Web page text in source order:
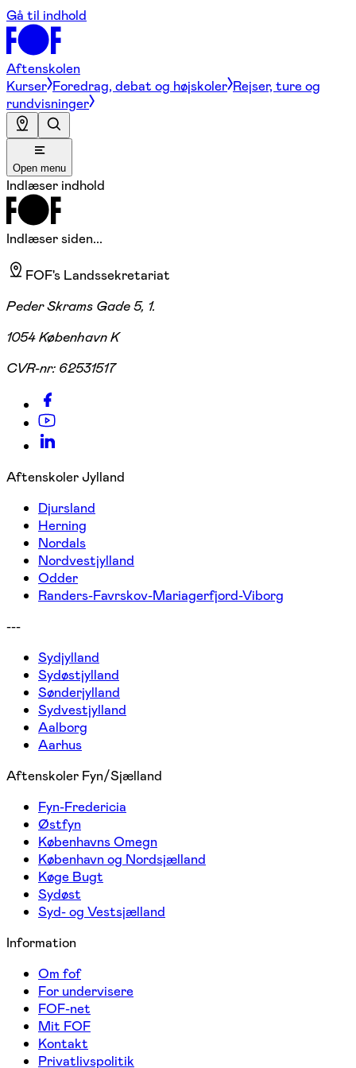
Gå til indhold
Aftenskolen
Kurser Foredrag, debat og højskoler Rejser, ture og
rundvisninger
Open menu
Indlæser indhold
Indlæser siden...
FOF's Landssekretariat
Peder Skrams Gade 5, 1.
1054 København K
CVR-nr: 62531517
Aftenskoler Jylland
Djursland
Herning
Nordals
Nordvestjylland
Odder
Randers-Favrskov-Mariagerfjord-Viborg
---
Sydjylland
Sydøstjylland
Sønderjylland
Sydvestjylland
Aalborg
Aarhus
Aftenskoler Fyn/Sjælland
Fyn-Fredericia
Østfyn
Københavns Omegn
København og Nordsjælland
Køge Bugt
Sydøst
Syd- og Vestsjælland
Information
Om fof
For undervisere
FOF-net
Mit FOF
Kontakt
Privatlivspolitik